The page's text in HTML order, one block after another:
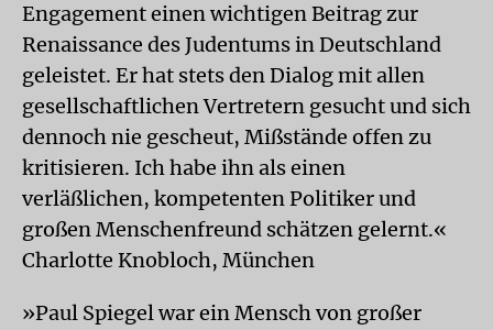
Engagement einen wichtigen Beitrag zur
Renaissance des Judentums in Deutschland
geleistet. Er hat stets den Dialog mit allen
gesellschaftlichen Vertretern gesucht und sich
dennoch nie gescheut, Mißstände offen zu
kritisieren. Ich habe ihn als einen
verläßlichen, kompetenten Politiker und
großen Menschenfreund schätzen gelernt.«
Charlotte Knobloch, München
»Paul Spiegel war ein Mensch von großer